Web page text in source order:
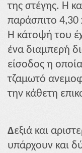
της στέγης. Η
παράσπιτο 4,30
Η κάτοψή του
ένα διαμπερή
είσοδος η
τζαμωτό
την κάθετη
Δεξιά και
υπάρχουν και